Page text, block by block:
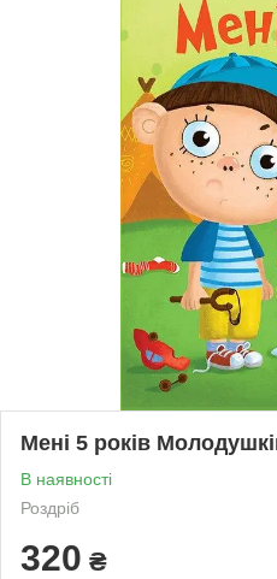
Мені 5 років
В наявності
Роздріб
320 ₴